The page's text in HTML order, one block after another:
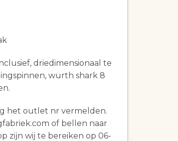
driedimensionaal te
wurth shark 8
het outlet nr vermelden.
of bellen naar
zijn wij te bereiken op 06-